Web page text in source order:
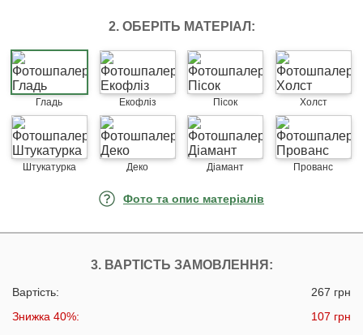
2. ОБЕРІТЬ МАТЕРІАЛ:
Гладь Екофліз Пісок Холст
Штукатурка Деко Діамант Прованс
Фото та опис матеріалів
3. ВАРТІСТЬ ЗАМОВЛЕННЯ:
Вартість:
267 грн
Знижка 40%:
107 грн